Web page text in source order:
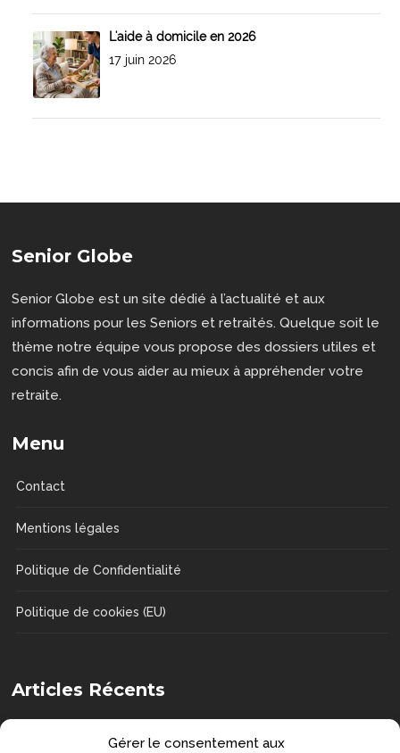
Gérer le consentement aux
L'aide à domicile en 2026
17 juin 2026
Senior Globe
Senior Globe est un site dédié à l’actualité et aux
informations pour les Seniors et retraités. Quelque soit le
thème notre équipe vous propose des dossiers utiles et
concis afin de vous aider au mieux à appréhender votre
retraite.
Menu
Contact
Mentions légales
Politique de Confidentialité
Politique de cookies (EU)
Articles Récents